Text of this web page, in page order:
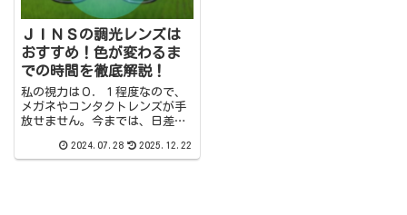
ＪＩＮＳの調光レンズは
おすすめ！色が変わるま
での時間を徹底解説！
私の視力は０．１程度なので、
メガネやコンタクトレンズが手
放せません。今までは、日差し
ングラスをかけるためにコンタ
クトレンズを付けていました
2024.07.28 2025.12.22